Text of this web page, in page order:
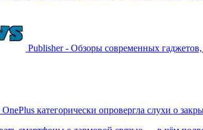
Publisher - Обзоры современных
категорически опровергла слухи о